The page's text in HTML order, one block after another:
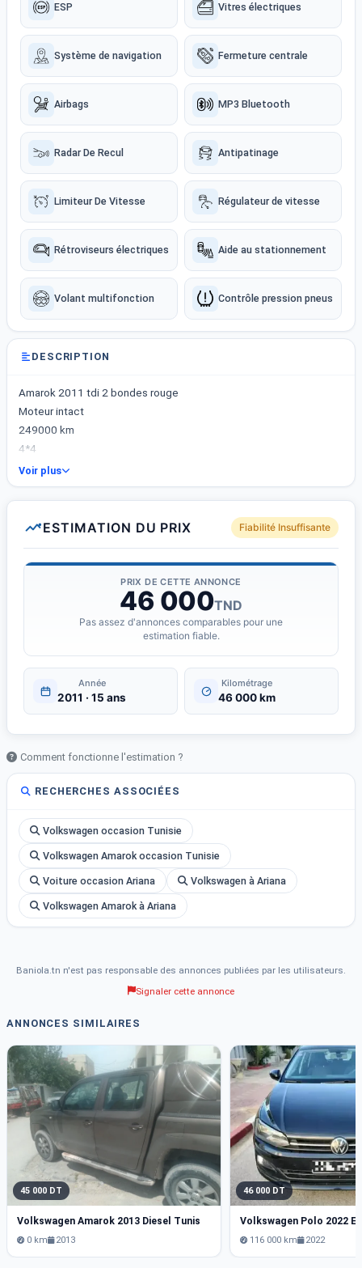
ESP Vitres électriques
Système de navigation Fermeture centrale
Airbags MP3 Bluetooth
Radar De Recul Antipatinage
Limiteur De Vitesse Régulateur de vitesse
Rétroviseurs électriques Aide au stationnement
Volant multifonction Contrôle pression pneus
DESCRIPTION
Amarok 2011 tdi 2 bondes rouge
Moteur intact
249000 km
4*4
Whatsapp ‪ https://wa.me/+33753178772
+33 7 53 17 87 72‬
Voir plus
ESTIMATION DU PRIX Fiabilité Insuffisante
PRIX DE CETTE ANNONCE
46 000TND
Pas assez d'annonces comparables pour une
estimation fiable.
Année
2011 · 15 ans
Kilométrage
46 000 km
Comment fonctionne l'estimation ?
RECHERCHES ASSOCIÉES
Volkswagen occasion Tunisie
Volkswagen Amarok occasion Tunisie
Voiture occasion Ariana Volkswagen à Ariana
Volkswagen Amarok à Ariana
Baniola.tn n'est pas responsable des annonces publiées par les utilisateurs.
Signaler cette annonce
ANNONCES SIMILAIRES
45 000 DT
Volkswagen Amarok 2013 Diesel Tunis
0 km 2013
46 000 DT
116 000 km 2022